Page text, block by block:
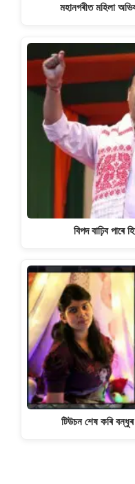
মহানগৰীত মহিলা
বিপদ বাঢ়িব পাৰে
টিউচন শেষ কৰি